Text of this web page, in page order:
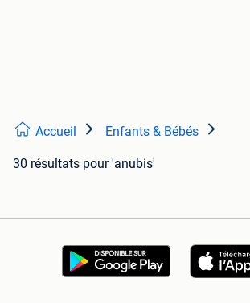
Accueil Enfants & Bébés
30 résultats pour 'anubis'